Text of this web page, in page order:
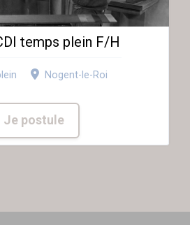
temps plein F/H
Nogent-le-Roi
Je postule